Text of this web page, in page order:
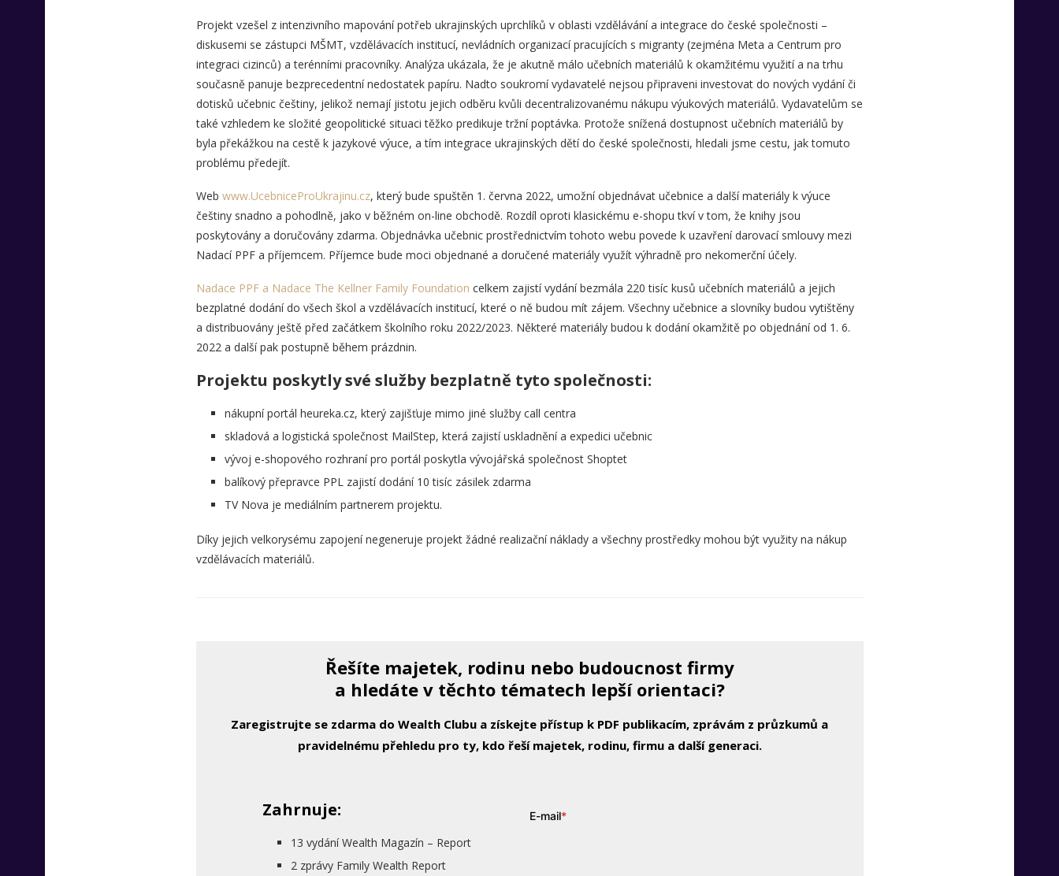
Projekt vzešel z intenzivního mapování potřeb ukrajinských uprchlíků v oblasti vzdělávání a integrace do české společnosti –
diskusemi se zástupci MŠMT, vzdělávacích institucí, nevládních organizací pracujících s migranty (zejména Meta a Centrum pro
integraci cizinců) a terénními pracovníky. Analýza ukázala, že je akutně málo učebních materiálů k okamžitému využití a na trhu
současně panuje bezprecedentní nedostatek papíru. Nadto soukromí vydavatelé nejsou připraveni investovat do nových vydání či
dotisků učebnic češtiny, jelikož nemají jistotu jejich odběru kvůli decentralizovanému nákupu výukových materiálů. Vydavatelům se
také vzhledem ke složité geopolitické situaci těžko predikuje tržní poptávka. Protože snížená dostupnost učebních materiálů by
byla překážkou na cestě k jazykové výuce, a tím integrace ukrajinských dětí do české společnosti, hledali jsme cestu, jak tomuto
problému předejít.
Web www.UcebniceProUkrajinu.cz, který bude spuštěn 1. června 2022, umožní objednávat učebnice a další materiály k výuce
češtiny snadno a pohodlně, jako v běžném on-line obchodě. Rozdíl oproti klasickému e-shopu tkví v tom, že knihy jsou
poskytovány a doručovány zdarma. Objednávka učebnic prostřednictvím tohoto webu povede k uzavření darovací smlouvy mezi
Nadací PPF a příjemcem. Příjemce bude moci objednané a doručené materiály využít výhradně pro nekomerční účely.
Nadace PPF a Nadace The Kellner Family Foundation celkem zajistí vydání bezmála 220 tisíc kusů učebních materiálů a jejich
bezplatné dodání do všech škol a vzdělávacích institucí, které o ně budou mít zájem. Všechny učebnice a slovníky budou vytištěny
a distribuovány ještě před začátkem školního roku 2022/2023. Některé materiály budou k dodání okamžitě po objednání od 1. 6.
2022 a další pak postupně během prázdnin.
Projektu poskytly své služby bezplatně tyto společnosti:
nákupní portál heureka.cz, který zajišťuje mimo jiné služby call centra
skladová a logistická společnost MailStep, která zajistí uskladnění a expedici učebnic
vývoj e-shopového rozhraní pro portál poskytla vývojářská společnost Shoptet
balíkový přepravce PPL zajistí dodání 10 tisíc zásilek zdarma
TV Nova je mediálním partnerem projektu.
Díky jejich velkorysému zapojení negeneruje projekt žádné realizační náklady a všechny prostředky mohou být využity na nákup
vzdělávacích materiálů.
Řešíte majetek, rodinu nebo budoucnost firmy
a hledáte v těchto tématech lepší orientaci?
Zaregistrujte se zdarma do Wealth Clubu a získejte přístup k PDF publikacím, zprávám z průzkumů a
pravidelnému přehledu pro ty, kdo řeší majetek, rodinu, firmu a další generaci.
Zahrnuje:
13 vydání Wealth Magazín – Report
2 zprávy Family Wealth Report
E-mail*